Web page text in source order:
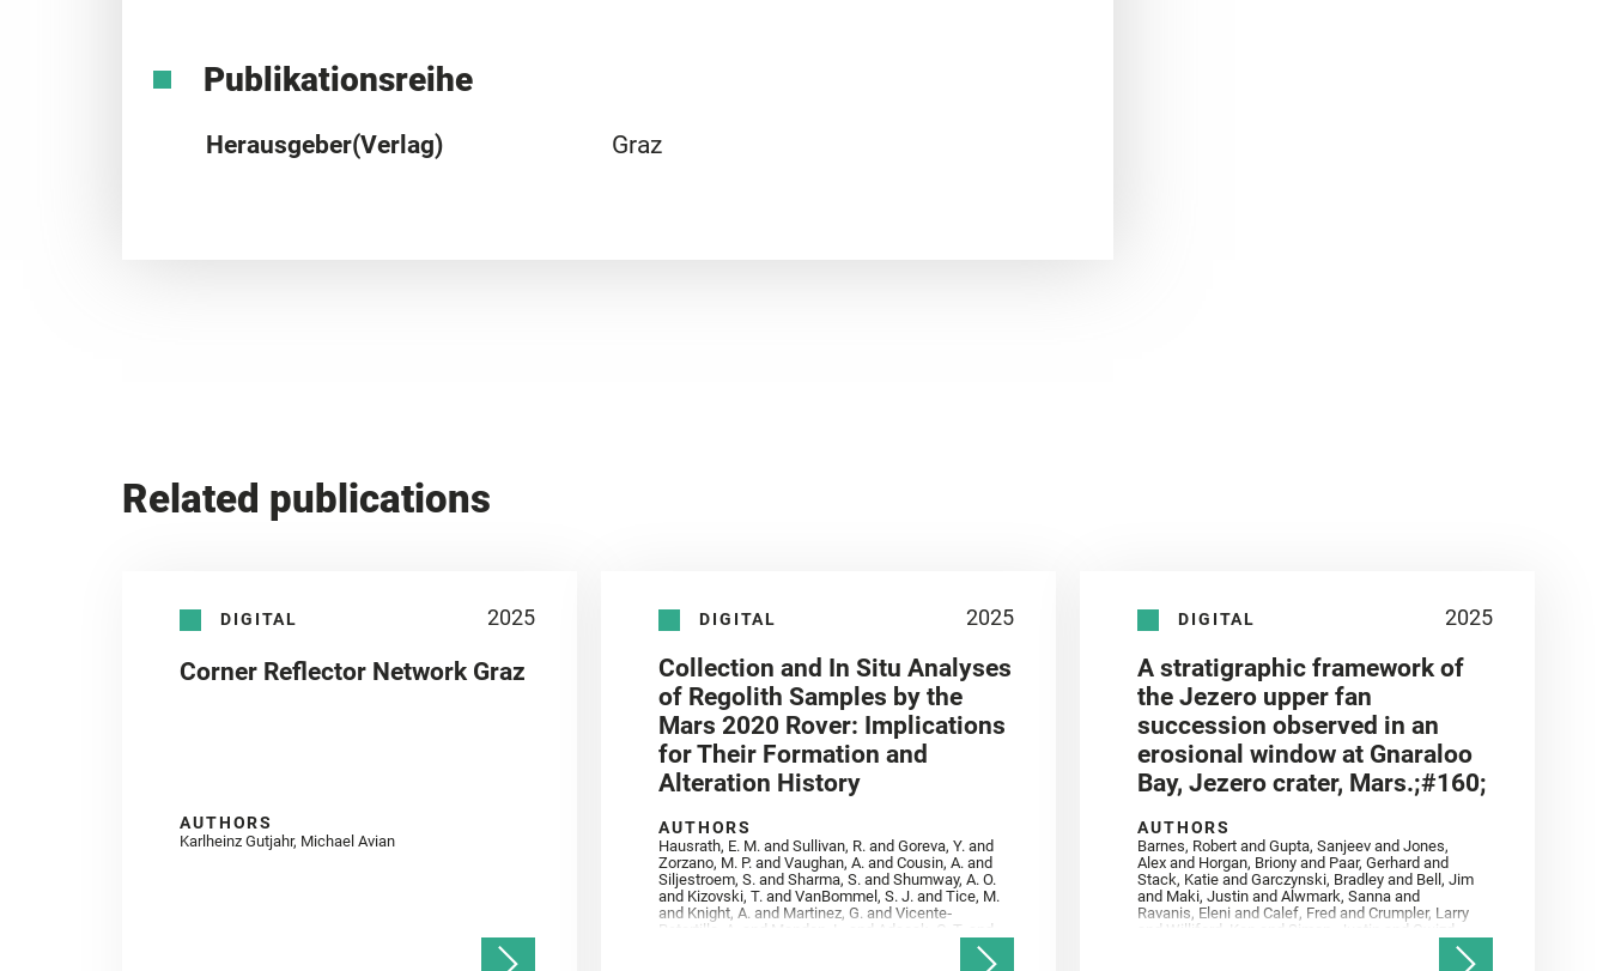
Publikationsreihe
Herausgeber(Verlag) Graz
Related publications
DIGITAL 2025
Corner Reflector Network Graz
AUTHORS
Karlheinz Gutjahr, Michael Avian
DIGITAL 2025
Collection and In Situ Analyses
of Regolith Samples by the
Mars 2020 Rover: Implications
for Their Formation and
Alteration History
AUTHORS
Hausrath, E. M. and Sullivan, R. and Goreva, Y. and
Zorzano, M. P. and Vaughan, A. and Cousin, A. and
Siljestroem, S. and Sharma, S. and Shumway, A. O.
and Kizovski, T. and VanBommel, S. J. and Tice, M.
and Knight, A. and Martinez, G. and Vicente‐
Retortillo, A. and Mandon, L. and Adcock, C. T. and
Madariaga, J. M. and Población, I. and Johnson, J.
R. and Lasue, J. and Gasnault, O. and Randazzo, N.
DIGITAL 2025
A stratigraphic framework of
the Jezero upper fan
succession observed in an
erosional window at Gnaraloo
Bay, Jezero crater, Mars.;#160;
AUTHORS
Barnes, Robert and Gupta, Sanjeev and Jones,
Alex and Horgan, Briony and Paar, Gerhard and
Stack, Katie and Garczynski, Bradley and Bell, Jim
and Maki, Justin and Alwmark, Sanna and
Ravanis, Eleni and Calef, Fred and Crumpler, Larry
and Williford, Ken and Simon, Justin and Gwizd,
Samantha and Farley, Ken and Tate, Christian and